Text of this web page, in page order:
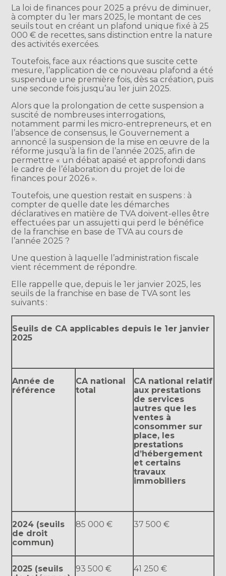
La loi de finances pour 2025 a prévu de diminuer,
à compter du 1er mars 2025, le montant de ces
seuils tout en créant un plafond unique fixé à 25
000 € de recettes, sans distinction entre la nature
des activités exercées.
Toutefois, face aux réactions que suscite cette
mesure, l’application de ce nouveau plafond a été
suspendue une première fois, dès sa création, puis
une seconde fois jusqu’au 1er juin 2025.
Alors que la prolongation de cette suspension a
suscité de nombreuses interrogations,
notamment parmi les micro-entrepreneurs, et en
l’absence de consensus, le Gouvernement a
annoncé la suspension de la mise en œuvre de la
réforme jusqu’à la fin de l’année 2025, afin de
permettre « un débat apaisé et approfondi dans
le cadre de l’élaboration du projet de loi de
finances pour 2026 ».
Toutefois, une question restait en suspens : à
compter de quelle date les démarches
déclaratives en matière de TVA doivent-elles être
effectuées par un assujetti qui perd le bénéfice
de la franchise en base de TVA au cours de
l’année 2025 ?
Une question à laquelle l’administration fiscale
vient récemment de répondre.
Elle rappelle que, depuis le 1er janvier 2025, les
seuils de la franchise en base de TVA sont les
suivants :
Seuils de CA applicables depuis le 1er janvier
2025
Année de
référence
CA national
total
CA national relatif
aux prestations
de services
autres que les
ventes à
consommer sur
place, les
prestations
d’hébergement
et certains
travaux
immobiliers
2024 (seuils
de droit
commun)
85 000 € 37 500 €
2025 (seuils
93 500 € 41 250 €